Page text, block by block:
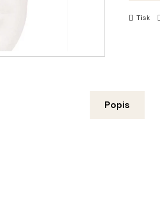
Tisk
Popis